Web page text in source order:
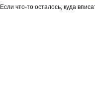
Если что-то осталось, куда